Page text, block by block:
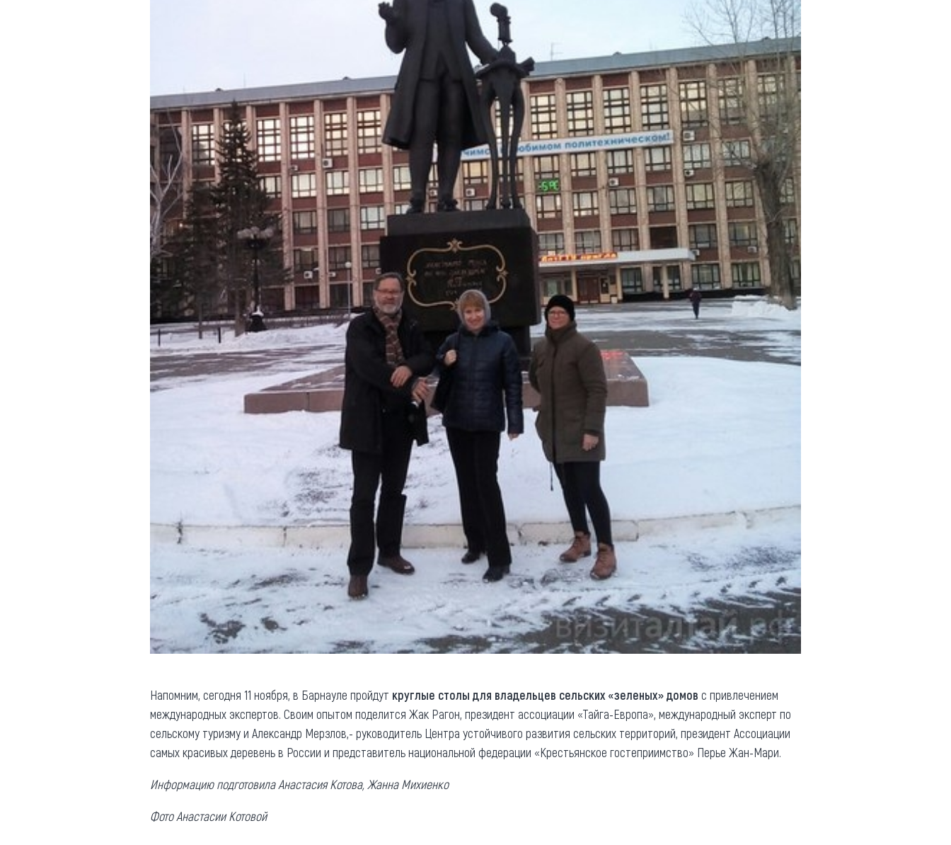
Напомним, сегодня 11 ноября, в Барнауле пройдут круглые столы для владельцев сельских «зеленых» домов с привлечением
международных экспертов. Своим опытом поделится Жак Рагон, президент ассоциации «Тайга-Европа», международный эксперт по
сельскому туризму и Александр Мерзлов,- руководитель Центра устойчивого развития сельских территорий, президент Ассоциации
самых красивых деревень в России и представитель национальной федерации «Крестьянское гостеприимство» Перье Жан-Мари.
Информацию подготовила Анастасия Котова, Жанна Михиенко
Фото Анастасии Котовой